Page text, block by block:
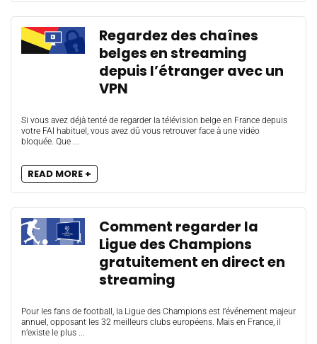
Regardez des chaînes
belges en streaming
depuis l’étranger avec un
VPN
Si vous avez déjà tenté de regarder la télévision belge en France depuis
votre FAI habituel, vous avez dû vous retrouver face à une vidéo
bloquée. Que ...
READ MORE +
Comment regarder la
Ligue des Champions
gratuitement en direct en
streaming
Pour les fans de football, la Ligue des Champions est l’événement majeur
annuel, opposant les 32 meilleurs clubs européens. Mais en France, il
n’existe le plus ...